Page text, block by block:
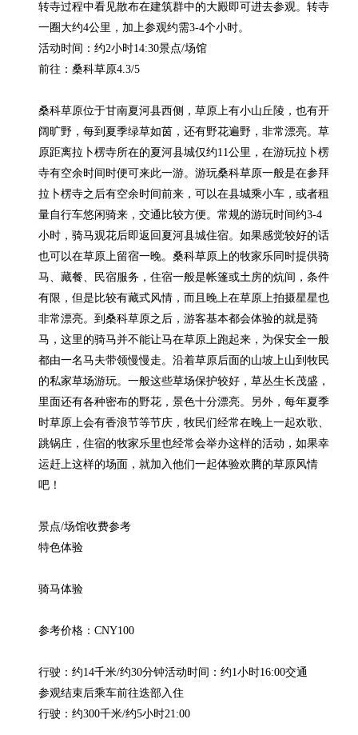
转寺过程中看见散布在建筑群中的大殿即可进去参观。转寺
一圈大约4公里，加上参观约需3-4个小时。
活动时间：约2小时14:30景点/场馆
前往：桑科草原4.3/5
桑科草原位于甘南夏河县西侧，草原上有小山丘陵，也有开
阔旷野，每到夏季绿草如茵，还有野花遍野，非常漂亮。草
原距离拉卜楞寺所在的夏河县城仅约11公里，在游玩拉卜楞
寺有空余时间时便可来此一游。游玩桑科草原一般是在参拜
拉卜楞寺之后有空余时间前来，可以在县城乘小车，或者租
量自行车悠闲骑来，交通比较方便。常规的游玩时间约3-4
小时，骑马观花后即返回夏河县城住宿。如果感觉较好的话
也可以在草原上留宿一晚。桑科草原上的牧家乐同时提供骑
马、藏餐、民宿服务，住宿一般是帐篷或土房的炕间，条件
有限，但是比较有藏式风情，而且晚上在草原上拍摄星星也
非常漂亮。到桑科草原之后，游客基本都会体验的就是骑
马，这里的骑马并不能让马在草原上跑起来，为保安全一般
都由一名马夫带领慢慢走。沿着草原后面的山坡上山到牧民
的私家草场游玩。一般这些草场保护较好，草丛生长茂盛，
里面还有各种密布的野花，景色十分漂亮。另外，每年夏季
时草原上会有香浪节等节庆，牧民们经常在晚上一起欢歌、
跳锅庄，住宿的牧家乐里也经常会举办这样的活动，如果幸
运赶上这样的场面，就加入他们一起体验欢腾的草原风情
吧！
景点/场馆收费参考
特色体验
骑马体验
参考价格：CNY100
行驶：约14千米/约30分钟活动时间：约1小时16:00交通
参观结束后乘车前往迭部入住
行驶：约300千米/约5小时21:00